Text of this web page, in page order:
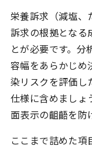
栄養訴求（減塩、
訴求の根拠となる
とが必要です。
容幅をあらかじめ
染リスクを評価し
仕様に含めましょ
面表示の齟齬を防
ここまで詰めた